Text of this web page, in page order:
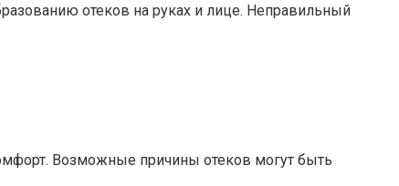
отеков на руках и лице. Неправильный
Возможные причины отеков могут быть